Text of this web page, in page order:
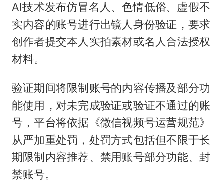
AI技术发布仿冒名人、色情低俗、虚假不
实内容的账号进行出镜人身份验证，要求
创作者提交本人实拍素材或名人合法授权
材料。
验证期间将限制账号的内容传播及部分功
能使用，对未完成验证或验证不通过的账
号，平台将依据《微信视频号运营规范》
从严加重处罚，处罚方式包括但不限于长
期限制内容推荐、禁用账号部分功能、封
禁账号。